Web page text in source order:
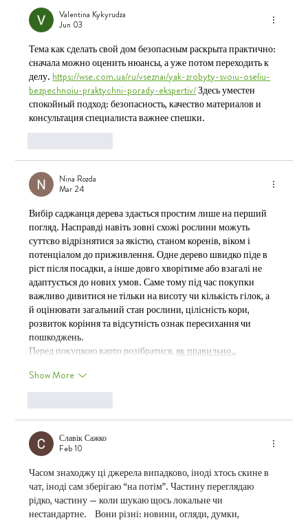
Valentina Kykyrudza
Jun 03
Тема как сделать свой дом безопасным раскрыта практично:
сначала можно оценить нюансы, а уже потом переходить к
делу. https://wse.com.ua/ru/vseznai/yak-zrobyty-svoiu-oseliu-
bezpechnoiu-praktychni-porady-ekspertiv/ Здесь уместен
спокойный подход: безопасность, качество материалов и
консультация специалиста важнее спешки.
Nina Rozda
Mar 24
Вибір саджанця дерева здається простим лише на перший
погляд. Насправді навіть зовні схожі рослини можуть
суттєво відрізнятися за якістю, станом коренів, віком і
потенціалом до приживлення. Одне дерево швидко піде в
ріст після посадки, а інше довго хворітиме або взагалі не
адаптується до нових умов. Саме тому під час покупки
важливо дивитися не тільки на висоту чи кількість гілок, а
й оцінювати загальний стан рослини, цілісність кори,
розвиток коріння та відсутність ознак пересихання чи
пошкоджень.
Перед покупкою варто розібратися, як правильно…
Show More
Славік Сажко
Feb 10
Часом знаходжу ці джерела випадково, іноді хтось скине в
чат, іноді сам зберігаю “на потім”. Частину переглядаю
рідко, частину — коли шукаю щось локальне чи
нестандартне.    Вони різні: новини, огляди, думки,